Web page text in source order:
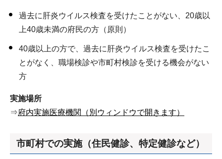
過去に肝炎ウイルス検査を受けたことがない、20歳以
上40歳未満の府民の方（原則）
40歳以上の方で、過去に肝炎ウイルス検査を受けたこ
とがなく、職場検診や市町村検診を受ける機会がない
方
実施場所
⇒府内実施医療機関（別ウィンドウで開きます）
市町村での実施（住民健診、特定健診など）